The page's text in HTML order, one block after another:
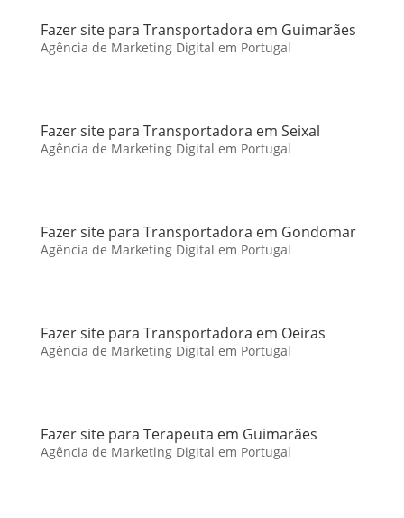
Fazer site para Transportadora em Guimarães
Agência de Marketing Digital em Portugal
Fazer site para Transportadora em Seixal
Agência de Marketing Digital em Portugal
Fazer site para Transportadora em Gondomar
Agência de Marketing Digital em Portugal
Fazer site para Transportadora em Oeiras
Agência de Marketing Digital em Portugal
Fazer site para Terapeuta em Guimarães
Agência de Marketing Digital em Portugal